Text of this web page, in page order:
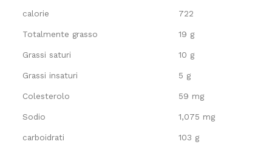
calorie 722
Totalmente grasso 19 g
Grassi saturi 10 g
Grassi insaturi 5 g
Colesterolo 59 mg
Sodio 1,075 mg
carboidrati 103 g